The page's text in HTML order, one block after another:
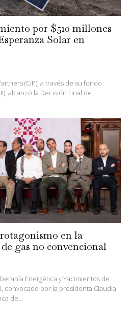
por $510 millones
Solar en
(CIP), a través de su fondo
alcanzó la Decisión Final de
en la
gas no convencional
Energética y Yacimientos de
convocado por la presidenta Claudia
de...